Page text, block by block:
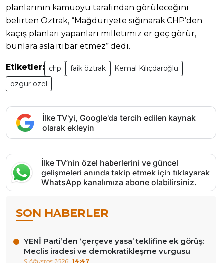
planlarının kamuoyu tarafından görüleceğini
belirten Öztrak, “Mağduriyete sığınarak CHP’den
kaçış planları yapanları milletimiz er geç görür,
bunlara asla itibar etmez” dedi.
Etiketler: chp faik öztrak
Kemal Kılıçdaroğlu
özgür özel
İlke TV'yi, Google'da tercih edilen kaynak
olarak ekleyin
İlke TV’nin özel haberlerini ve güncel
gelişmeleri anında takip etmek için tıklayarak
WhatsApp kanalımıza abone olabilirsiniz.
SON HABERLER
YENİ Parti’den ‘çerçeve yasa’ teklifine ek görüş:
Meclis iradesi ve demokratikleşme vurgusu
9 Ağustos 2026 14:47